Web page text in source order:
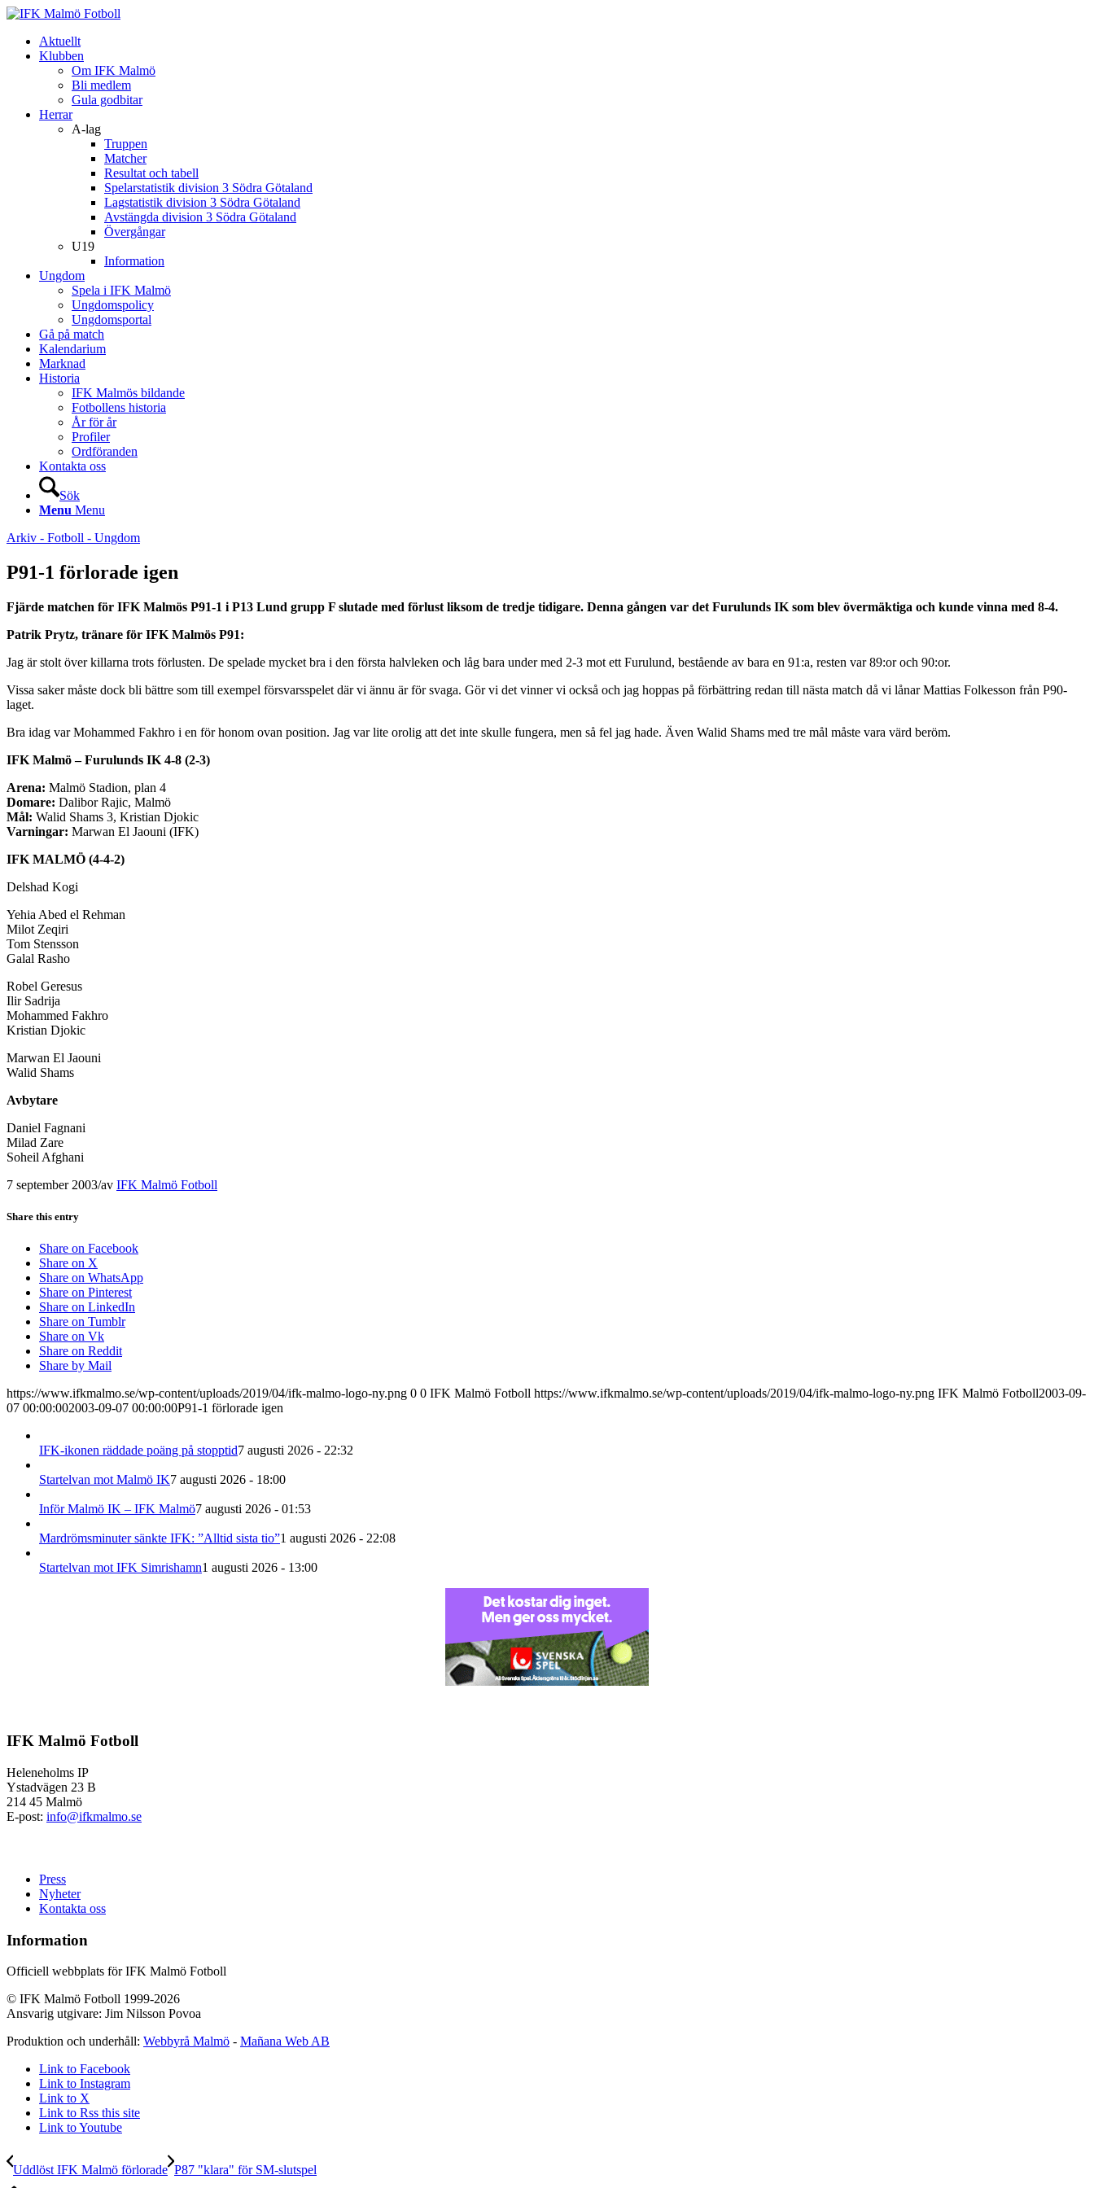
Aktuellt
Klubben
Om IFK Malmö
Bli medlem
Gula godbitar
Herrar
A-lag
Truppen
Matcher
Resultat och tabell
Spelarstatistik division 3 Södra Götaland
Lagstatistik division 3 Södra Götaland
Avstängda division 3 Södra Götaland
Övergångar
U19
Information
Ungdom
Spela i IFK Malmö
Ungdomspolicy
Ungdomsportal
Gå på match
Kalendarium
Marknad
Historia
IFK Malmös bildande
Fotbollens historia
År för år
Profiler
Ordföranden
Kontakta oss
Sök
Menu Menu
Arkiv - Fotboll - Ungdom
P91-1 förlorade igen
Fjärde matchen för IFK Malmös P91-1 i P13 Lund grupp F slutade med förlust liksom de tredje tidigare. Denna gången var det Furulunds IK som blev övermäktiga och kunde vinna med 8-4.
Patrik Prytz, tränare för IFK Malmös P91:
Jag är stolt över killarna trots förlusten. De spelade mycket bra i den första halvleken och låg bara under med 2-3 mot ett Furulund, bestående av bara en 91:a, resten var 89:or och 90:or.
Vissa saker måste dock bli bättre som till exempel försvarsspelet där vi ännu är för svaga. Gör vi det vinner vi också och jag hoppas på förbättring redan till nästa match då vi lånar Mattias Folkesson från P90-
laget.
Bra idag var Mohammed Fakhro i en för honom ovan position. Jag var lite orolig att det inte skulle fungera, men så fel jag hade. Även Walid Shams med tre mål måste vara värd beröm.
IFK Malmö – Furulunds IK 4-8 (2-3)
Arena: Malmö Stadion, plan 4
Domare: Dalibor Rajic, Malmö
Mål: Walid Shams 3, Kristian Djokic
Varningar: Marwan El Jaouni (IFK)
IFK MALMÖ (4-4-2)
Delshad Kogi
Yehia Abed el Rehman
Milot Zeqiri
Tom Stensson
Galal Rasho
Robel Geresus
Ilir Sadrija
Mohammed Fakhro
Kristian Djokic
Marwan El Jaouni
Walid Shams
Avbytare
Daniel Fagnani
Milad Zare
Soheil Afghani
7 september 2003/av IFK Malmö Fotboll
Share this entry
Share on Facebook
Share on X
Share on WhatsApp
Share on Pinterest
Share on LinkedIn
Share on Tumblr
Share on Vk
Share on Reddit
Share by Mail
https://www.ifkmalmo.se/wp-content/uploads/2019/04/ifk-malmo-logo-ny.png 0 0 IFK Malmö Fotboll https://www.ifkmalmo.se/wp-content/uploads/2019/04/ifk-malmo-logo-ny.png IFK Malmö Fotboll2003-09-
07 00:00:002003-09-07 00:00:00P91-1 förlorade igen
IFK-ikonen räddade poäng på stopptid7 augusti 2026 - 22:32
Startelvan mot Malmö IK7 augusti 2026 - 18:00
Inför Malmö IK – IFK Malmö7 augusti 2026 - 01:53
Mardrömsminuter sänkte IFK: ”Alltid sista tio”1 augusti 2026 - 22:08
Startelvan mot IFK Simrishamn1 augusti 2026 - 13:00
IFK Malmö Fotboll
Heleneholms IP
Ystadvägen 23 B
214 45 Malmö
E-post: info@ifkmalmo.se
Press
Nyheter
Kontakta oss
Information
Officiell webbplats för IFK Malmö Fotboll
© IFK Malmö Fotboll 1999-2026
Ansvarig utgivare: Jim Nilsson Povoa
Produktion och underhåll: Webbyrå Malmö - Mañana Web AB
Link to Facebook
Link to Instagram
Link to X
Link to Rss this site
Link to Youtube
Uddlöst IFK Malmö förlorade P87 "klara" för SM-slutspel